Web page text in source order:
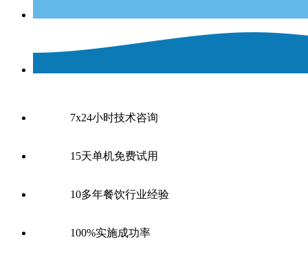
7x24小时技术咨询
15天单机免费试用
10多年餐饮行业经验
100%实施成功率